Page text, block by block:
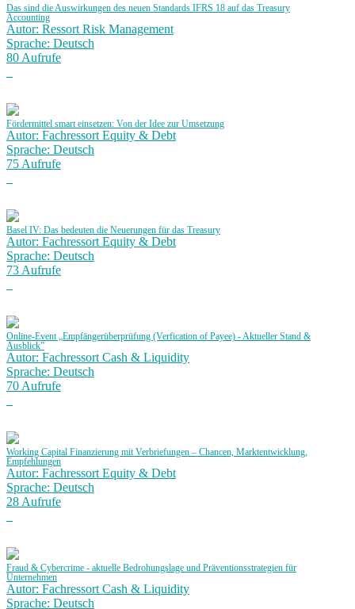
Das sind die Auswirkungen des neuen Standards IFRS 18 auf das Treasury
Accounting
Autor: Ressort Risk Management
Sprache: Deutsch
80 Aufrufe
Fördermittel smart einsetzen: Von der Idee zur Umsetzung
Autor: Fachressort Equity & Debt
Sprache: Deutsch
75 Aufrufe
Basel IV: Das bedeuten die Neuerungen für das Treasury
Autor: Fachressort Equity & Debt
Sprache: Deutsch
73 Aufrufe
Online-Event „Empfängerüberprüfung (Verfication of Payee) - Aktueller Stand &
Ausblick”
Autor: Fachressort Cash & Liquidity
Sprache: Deutsch
70 Aufrufe
Working Capital Finanzierung mit Verbriefungen – Chancen, Marktentwicklung,
Empfehlungen
Autor: Fachressort Equity & Debt
Sprache: Deutsch
28 Aufrufe
Fraud & Cybercrime - aktuelle Bedrohungslage und Präventionsstrategien für
Unternehmen
Autor: Fachressort Cash & Liquidity
Sprache: Deutsch